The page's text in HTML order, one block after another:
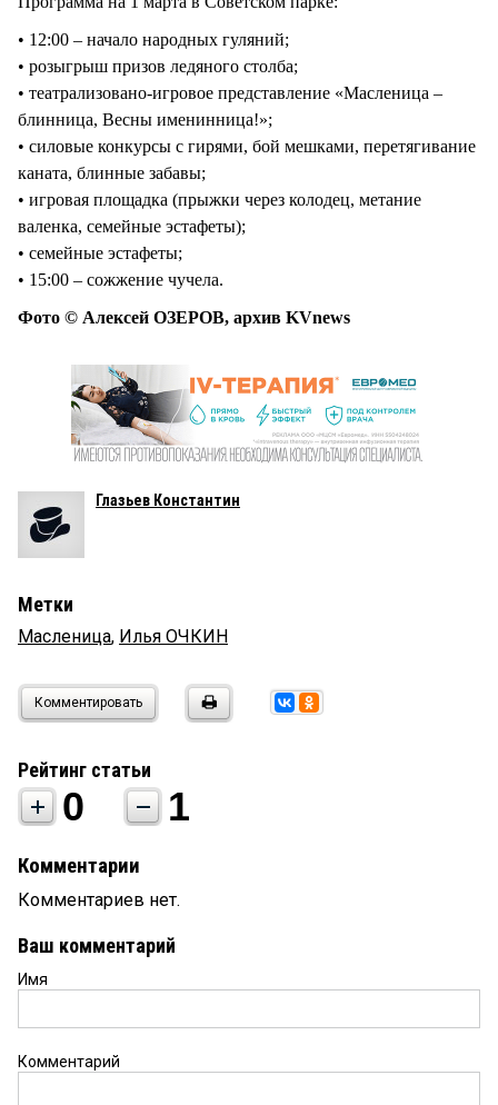
• 12:00 – начало народных гуляний;
• розыгрыш призов ледяного столба;
• театрализовано-игровое представление «Масленица –
блинница, Весны именинница!»;
• силовые конкурсы с гирями, бой мешками, перетягивание
каната, блинные забавы;
• игровая площадка (прыжки через колодец, метание
валенка, семейные эстафеты);
• семейные эстафеты;
• 15:00 – сожжение чучела.
Фото © Алексей ОЗЕРОВ, архив KVnews
Глазьев Константин
Метки
Масленица, Илья ОЧКИН
Комментировать
Рейтинг статьи
0 1
Комментарии
Комментариев нет.
Ваш комментарий
Имя
Комментарий